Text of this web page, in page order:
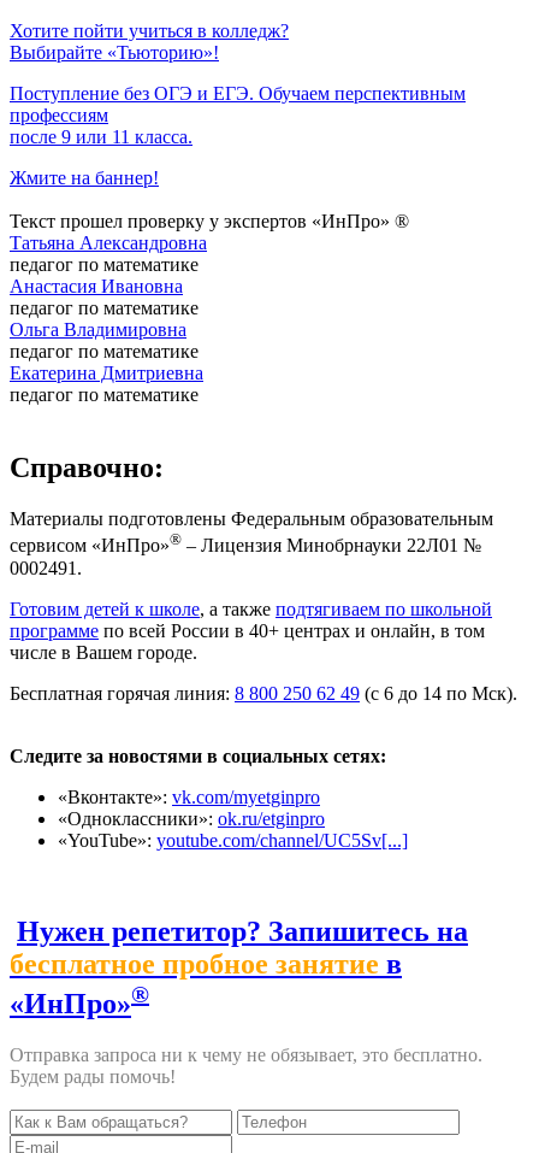
Хотите пойти учиться в колледж?
Выбирайте «Тьюторию»!
Поступление без ОГЭ и ЕГЭ. Обучаем перспективным
профессиям
после 9 или 11 класса.
Жмите на баннер!
Текст прошел проверку у экспертов «ИнПро» ®
Татьяна Александровна
педагог по математике
Анастасия Ивановна
педагог по математике
Ольга Владимировна
педагог по математике
Екатерина Дмитриевна
педагог по математике
Справочно:
Материалы подготовлены Федеральным образовательным
сервисом «ИнПро»® – Лицензия Минобрнауки 22Л01 №
0002491.
Готовим детей к школе, а также подтягиваем по школьной
программе по всей России в 40+ центрах и онлайн, в том
числе в Вашем городе.
Бесплатная горячая линия: 8 800 250 62 49 (с 6 до 14 по Мск).
Следите за новостями в социальных сетях:
«Вконтакте»: vk.com/myetginpro
«Одноклассники»: ok.ru/etginpro
«YouTube»: youtube.com/channel/UC5Sv[...]
Нужен репетитор? Запишитесь на
бесплатное пробное занятие в
«ИнПро»®
Отправка запроса ни к чему не обязывает, это бесплатно.
Будем рады помочь!